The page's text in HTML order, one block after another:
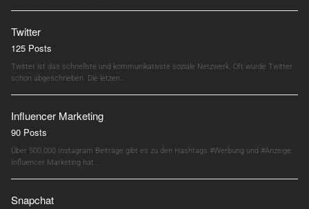
Twitter
125 Posts
Twitter ist das schnellste und kommunikativste soziale Netzwerk. Oft wurde Twitter
schon abgeschrieben. Die letzen…
Influencer Marketing
90 Posts
Über 500.000 Instagram Beiträge gibt es zu den Hashtags #Werbung und #Anzeige.
Influencer Marketing hat…
Snapchat